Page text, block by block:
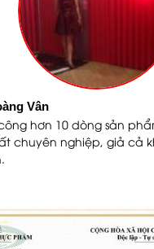
Vân
hơn 10 dòng sản
chuyên nghiệp, giả cả